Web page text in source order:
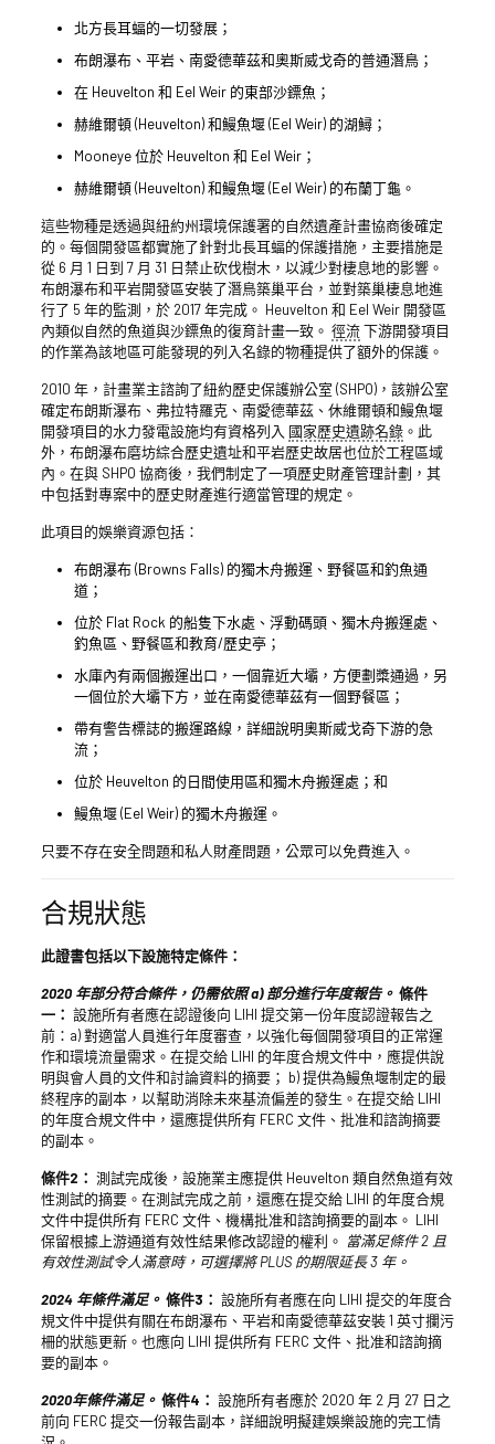
北方長耳蝠的一切發展；
布朗瀑布、平岩、南愛德華茲和奧斯威戈奇的普通潛鳥；
在 Heuvelton 和 Eel Weir 的東部沙鏢魚；
赫維爾頓 (Heuvelton) 和鰻魚堰 (Eel Weir) 的湖鱘；
Mooneye 位於 Heuvelton 和 Eel Weir；
赫維爾頓 (Heuvelton) 和鰻魚堰 (Eel Weir) 的布蘭丁龜。
這些物種是透過與紐約州環境保護署的自然遺產計畫協商後確定
的。每個開發區都實施了針對北長耳蝠的保護措施，主要措施是
從 6 月 1 日到 7 月 31 日禁止砍伐樹木，以減少對棲息地的影響。
布朗瀑布和平岩開發區安裝了潛鳥築巢平台，並對築巢棲息地進
行了 5 年的監測，於 2017 年完成。 Heuvelton 和 Eel Weir 開發區
內類似自然的魚道與沙鏢魚的復育計畫一致。 徑流下游開發項目
的作業為該地區可能發現的列入名錄的物種提供了額外的保護。
2010 年，計畫業主諮詢了紐約歷史保護辦公室 (SHPO)，該辦公室
確定布朗斯瀑布、弗拉特羅克、南愛德華茲、休維爾頓和鰻魚堰
開發項目的水力發電設施均有資格列入 國家歷史遺跡名錄。此
外，布朗瀑布磨坊綜合歷史遺址和平岩歷史故居也位於工程區域
內。在與 SHPO 協商後，我們制定了一項歷史財產管理計劃，其
中包括對專案中的歷史財產進行適當管理的規定。
此項目的娛樂資源包括：
布朗瀑布 (Browns Falls) 的獨木舟搬運、野餐區和釣魚通
道；
位於 Flat Rock 的船隻下水處、浮動碼頭、獨木舟搬運處、
釣魚區、野餐區和教育/歷史亭；
水庫內有兩個搬運出口，一個靠近大壩，方便劃槳通過，另
一個位於大壩下方，並在南愛德華茲有一個野餐區；
帶有警告標誌的搬運路線，詳細說明奧斯威戈奇下游的急
流；
位於 Heuvelton 的日間使用區和獨木舟搬運處；和
鰻魚堰 (Eel Weir) 的獨木舟搬運。
只要不存在安全問題和私人財產問題，公眾可以免費進入。
合規狀態
此證書包括以下設施特定條件：
2020 年部分符合條件，仍需依照 a) 部分進行年度報告。 條件
一： 設施所有者應在認證後向 LIHI 提交第一份年度認證報告之
前：a) 對適當人員進行年度審查，以強化每個開發項目的正常運
作和環境流量需求。在提交給 LIHI 的年度合規文件中，應提供說
明與會人員的文件和討論資料的摘要； b) 提供為鰻魚堰制定的最
終程序的副本，以幫助消除未來基流偏差的發生。在提交給 LIHI
的年度合規文件中，還應提供所有 FERC 文件、批准和諮詢摘要
的副本。
條件2： 測試完成後，設施業主應提供 Heuvelton 類自然魚道有效
性測試的摘要。在測試完成之前，還應在提交給 LIHI 的年度合規
文件中提供所有 FERC 文件、機構批准和諮詢摘要的副本。 LIHI
保留根據上游通道有效性結果修改認證的權利。 當滿足條件 2 且
有效性測試令人滿意時，可選擇將 PLUS 的期限延長 3 年。
2024 年條件滿足。 條件3： 設施所有者應在向 LIHI 提交的年度合
規文件中提供有關在布朗瀑布、平岩和南愛德華茲安裝 1 英寸攔污
柵的狀態更新。也應向 LIHI 提供所有 FERC 文件、批准和諮詢摘
要的副本。
2020年條件滿足。 條件4： 設施所有者應於 2020 年 2 月 27 日之
前向 FERC 提交一份報告副本，詳細說明擬建娛樂設施的完工情